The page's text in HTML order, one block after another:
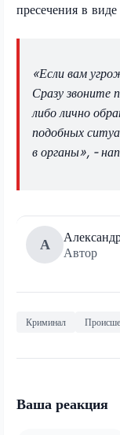
пресечения в
«Если вам
Сразу звоните
либо лично
подобных
в органы», -
А
Автор
Криминал
Ваша реакция